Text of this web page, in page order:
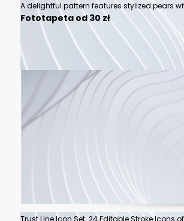
Fototapeta od 30 zł